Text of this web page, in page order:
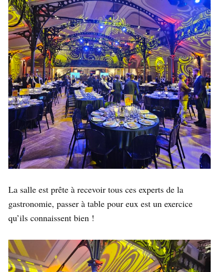
La salle est prête à recevoir tous ces experts de la
gastronomie, passer à table pour eux est un exercice
qu’ils connaissent bien !